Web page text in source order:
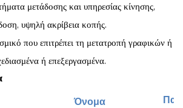
μετάδοσης και υπηρεσίας κίνησης,
υψηλή ακρίβεια κοπής.
που επιτρέπει τη μετατροπή γραφικών ή
ή επεξεργασμένα.
Όνομα